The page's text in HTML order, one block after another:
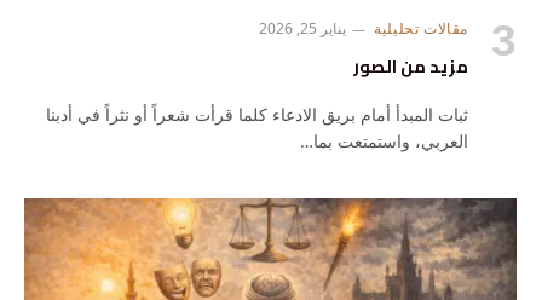
مقالات تحليلية يناير 25, 2026
مزيد من الصور
ثبات المبدأ أمام بريق الادعاء كلما قرأت شعراً أو نثراً في أدبنا
العربي، واستمتعت بما…